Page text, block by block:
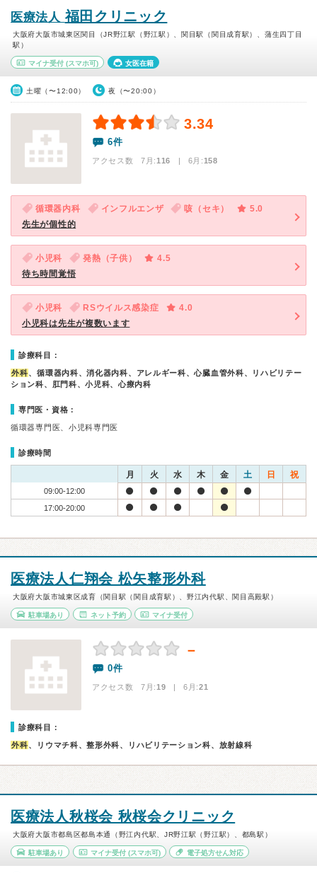
医療法人福田クリニック
大阪府大阪市城東区関目（JR野江駅（野江駅）、関目駅（関目成育駅）、蒲生四丁目
駅）
マイナ受付 (スマホ可) 女医在籍
土曜（〜12:00） 夜（〜20:00）
3.34
6件
アクセス数 7月:116 | 6月:158
循環器内科 インフルエンザ 咳（セキ）
5.0
先生が個性的
小児科 発熱（子供）
4.5
待ち時間覚悟
小児科 RSウイルス感染症
4.0
小児科は先生が複数います
診療科目：
外科、循環器内科、消化器内科、アレルギー科、心臓血管外科、リハビリテー
ション科、肛門科、小児科、心療内科
専門医・資格：
循環器専門医、小児科専門医
診療時間
月 火 水 木 金 土 日 祝
09:00-12:00
17:00-20:00
医療法人仁翔会 松矢整形外科
大阪府大阪市城東区成育（関目駅（関目成育駅）、野江内代駅、関目高殿駅）
駐車場あり ネット予約 マイナ受付
－
0件
アクセス数 7月:19 | 6月:21
診療科目：
外科、リウマチ科、整形外科、リハビリテーション科、放射線科
医療法人秋桜会 秋桜会クリニック
大阪府大阪市都島区都島本通（野江内代駅、JR野江駅（野江駅）、都島駅）
駐車場あり マイナ受付(スマホ可) 電子処方せん対応